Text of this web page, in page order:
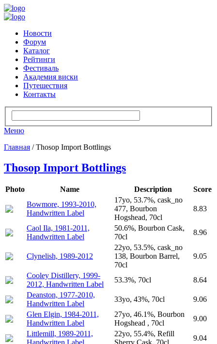
Новости
Форум
Каталог
Рейтинги
Фестиваль
Академия виски
Путешествия
Контакты
Меню
Главная / Thosop Import Bottlings
Thosop Import Bottlings
Photo Name Description
Score
Bowmore, 1993-2010,
Handwritten Label
17yo, 53.7%, cask_no
477, Bourbon
Hogshead, 70cl
8.83
Caol Ila, 1981-2011,
Handwritten Label
50.6%, Bourbon Cask,
70cl
8.96
Clynelish, 1989-2012
22yo, 53.5%, cask_no
138, Bourbon Barrel,
70cl
9.05
Cooley Distillery, 1999-
2012, Handwritten Label
53.3%, 70cl
8.64
Deanston, 1977-2010,
Handwritten Label
33yo, 43%, 70cl
9.06
Glen Elgin, 1984-2011,
Handwritten Label
27yo, 46.1%, Bourbon
Hogshead , 70cl
9.00
Littlemill, 1989-2011,
22yo, 55.4%, Refill
9.04